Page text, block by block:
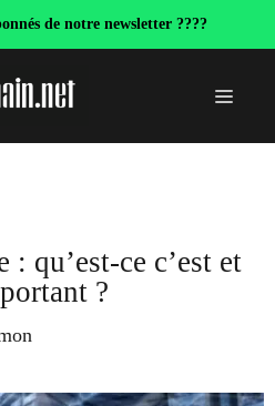
de notre newsletter ????
Menu
qu’est-ce c’est et
?